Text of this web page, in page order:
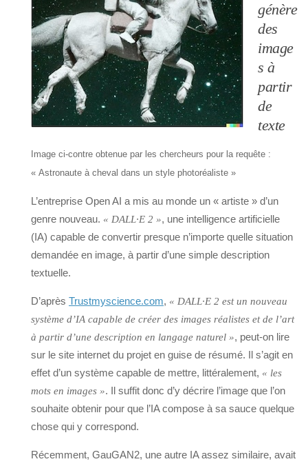
génère
des
image
s à
partir
de
texte
Image ci-contre obtenue par les chercheurs pour la requête :
« Astronaute à cheval dans un style photoréaliste »
L’entreprise Open AI a mis au monde un « artiste » d’un
genre nouveau. « DALL·E 2 », une intelligence artificielle
(IA) capable de convertir presque n’importe quelle situation
demandée en image, à partir d’une simple description
textuelle.
D’après Trustmyscience.com, « DALL·E 2 est un nouveau
système d’IA capable de créer des images réalistes et de l’art
à partir d’une description en langage naturel », peut-on lire
sur le site internet du projet en guise de résumé. Il s’agit en
effet d’un système capable de mettre, littéralement, « les
mots en images ». Il suffit donc d’y décrire l’image que l’on
souhaite obtenir pour que l’IA compose à sa sauce quelque
chose qui y correspond.
Récemment, GauGAN2, une autre IA assez similaire, avait